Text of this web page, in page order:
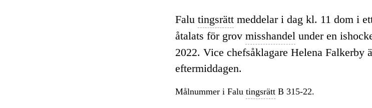
Falu tingsrättmeddelar i dag kl. 11 dom i
åtalats för grov misshandel under en
2022. Vice chefsåklagare Helena Falkerby
eftermiddagen.
Målnummer i Falu tingsrättB 315-22.